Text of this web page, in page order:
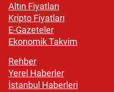
Altın Fiyatları
Kripto Fiyatları
E-Gazeteler
Ekonomik Takvim
Rehber
Yerel Haberler
İstanbul Haberleri